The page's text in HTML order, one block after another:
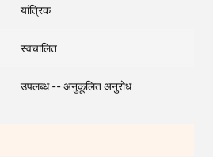
यांत्रिक
स्वचालित
उपलब्ध -- अनुकूलित अनुरोध